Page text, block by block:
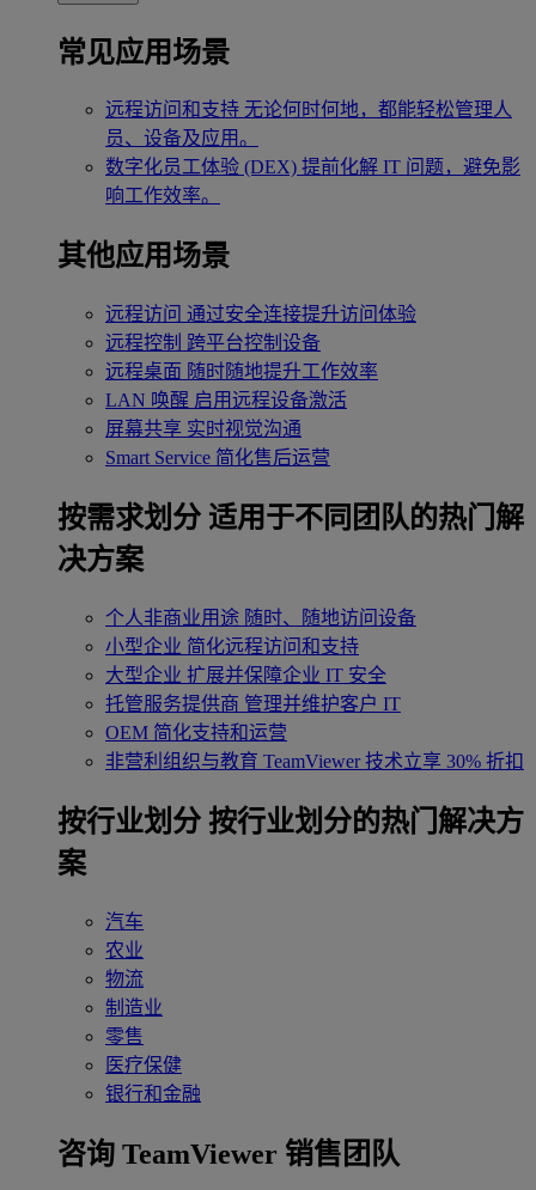
常见应用场景
远程访问和支持 无论何时何地，都能轻松管理人
员、设备及应用。
数字化员工体验 (DEX) 提前化解 IT 问题，避免影
响工作效率。
其他应用场景
远程访问 通过安全连接提升访问体验
远程控制 跨平台控制设备
远程桌面 随时随地提升工作效率
LAN 唤醒 启用远程设备激活
屏幕共享 实时视觉沟通
Smart Service 简化售后运营
按需求划分 适用于不同团队的热门解
决方案
个人非商业用途 随时、随地访问设备
小型企业 简化远程访问和支持
大型企业 扩展并保障企业 IT 安全
托管服务提供商 管理并维护客户 IT
OEM 简化支持和运营
非营利组织与教育 TeamViewer 技术立享 30% 折扣
‌按行业划分 按行业划分的热门解决方
案
汽车
农业
物流
制造业
零售
医疗保健
银行和金融
咨询 TeamViewer 销售团队